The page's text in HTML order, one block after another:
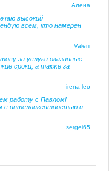
Алена
высокий
всем, кто намерен
Valerii
за услуги оказанные
сроки, а также за
irena-leo
работу с Павлом!
с интеллигентностью и
sergei65